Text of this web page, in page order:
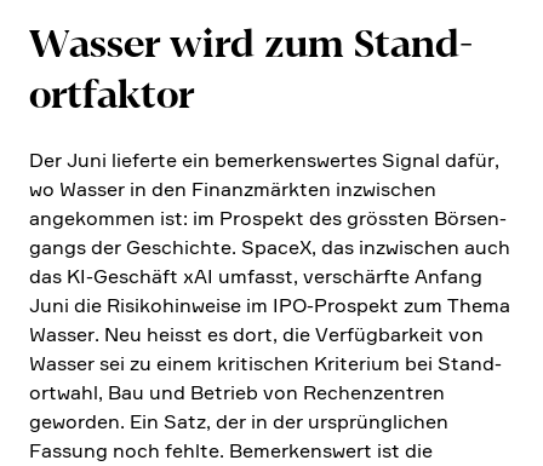
Wasser wird zum Stand­
ort­faktor
Der Juni lieferte ein bemer­kens­wertes Signal dafür,
wo Wasser in den Finanz­märkten inzwi­schen
angekommen ist: im Prospekt des grössten Börsen­
gangs der Geschichte. SpaceX, das inzwi­schen auch
das KI-Geschäft xAI umfasst, verschärfte Anfang
Juni die Risiko­hin­weise im IPO-Prospekt zum Thema
Wasser. Neu heisst es dort, die Verfüg­bar­keit von
Wasser sei zu einem kriti­schen Krite­rium bei Stand­
ort­wahl, Bau und Betrieb von Rechen­zen­tren
geworden. Ein Satz, der in der ursprüng­li­chen
Fassung noch fehlte. Bemer­kens­wert ist die